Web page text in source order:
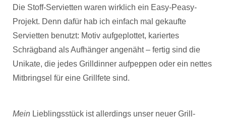
Die Stoff-Servietten waren wirklich ein Easy-Peasy-
Projekt. Denn dafür hab ich einfach mal gekaufte
Servietten benutzt: Motiv aufgeplottet, kariertes
Schrägband als Aufhänger angenäht – fertig sind die
Unikate, die jedes Grilldinner aufpeppen oder ein nettes
Mitbringsel für eine Grillfete sind.
Mein Lieblingsstück ist allerdings unser neuer Grill-